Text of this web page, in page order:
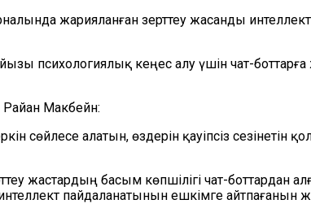
жарияланған зерттеу жасанды
психологиялық кеңес алу үшін чат-боттарға
Райан Макбейн:
сөйлесе алатын, өздерін қауіпсіз сезінетін
жастардың басым көпшілігі чат-боттардан
пайдаланатынын ешкімге айтпағанын